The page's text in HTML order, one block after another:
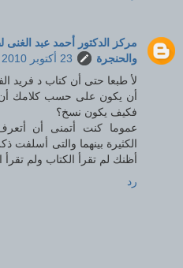
مركز الدكتور أحمد عبد
والحنجرة
23 أكتوبر 2010 في 4:09 م
لأ طبعا حتى أن كتاب د فريد
أن يكون على حسب كلامك أن
فكيف يكون نسخ؟
عموما كنت أتمنى أن
الكثيرة بينهما والتى
أظنك لم تقرأ الكتاب ولم تقرأ
رد